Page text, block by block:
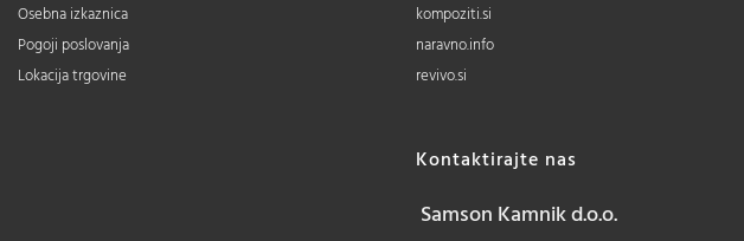
Osebna izkaznica
Pogoji poslovanja
Lokacija trgovine
kompoziti.si
naravno.info
revivo.si
Kontaktirajte nas
Samson Kamnik d.o.o.